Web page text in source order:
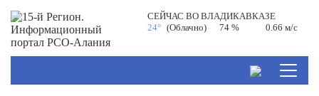
СЕЙЧАС ВОВЛАДИКАВКАЗЕ
24° (Облачно) 74 % 0.66 м/с